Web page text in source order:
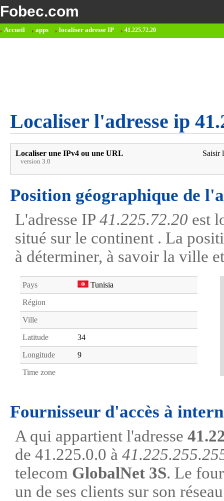
Fobec.com
Accueil apps localiser adresse IP 41.225.72.20
Localiser l'adresse ip
Localiser une IPv4 ou une URL
version 3.0
Saisir
Position géographique de
L'adresse IP 41.225.72.20 est
situé sur le continent . La
à déterminer, à savoir la ville
Pays Tunisia
Région
Ville
Latitude 34
Longitude 9
Time zone
Fournisseur d'accès à
A qui appartient l'adresse
de 41.225.0.0 à
telecom GlobalNet 3S. Le
un de ses clients sur son